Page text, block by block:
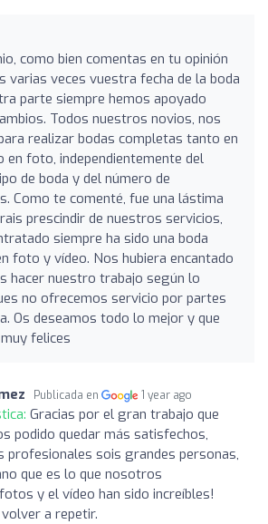
como bien comentas en tu opinión
varias veces vuestra fecha de la boda
parte siempre hemos apoyado
Todos nuestros novios, nos
realizar bodas completas tanto en
en foto, independientemente del
de boda y del número de
Como te comenté, fue una lástima
prescindir de nuestros servicios,
siempre ha sido una boda
foto y vídeo. Nos hubiera encantado
hacer nuestro trabajo según lo
no ofrecemos servicio por partes
Os deseamos todo lo mejor y que
felices
Publicada en 1 year ago
Gracias por el gran trabajo que
podido quedar más satisfechos,
profesionales sois grandes personas,
que es lo que nosotros
y el vídeo han sido increíbles!
a repetir.